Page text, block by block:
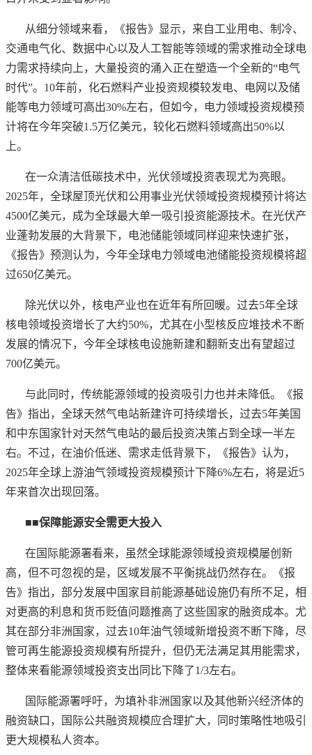
从细分领域来看，《报告》显示，来自工业用电、制冷、
交通电气化、数据中心以及人工智能等领域的需求推动全球电
力需求持续向上，大量投资的涌入正在塑造一个全新的“电气
时代”。10年前，化石燃料产业投资规模较发电、电网以及储
能等电力领域可高出30%左右，但如今，电力领域投资规模预
计将在今年突破1.5万亿美元，较化石燃料领域高出50%以
上。
在一众清洁低碳技术中，光伏领域投资表现尤为亮眼。
2025年，全球屋顶光伏和公用事业光伏领域投资规模预计将达
4500亿美元，成为全球最大单一吸引投资能源技术。在光伏产
业蓬勃发展的大背景下，电池储能领域同样迎来快速扩张，
《报告》预测认为，今年全球电力领域电池储能投资规模将超
过650亿美元。
除光伏以外，核电产业也在近年有所回暖。过去5年全球
核电领域投资增长了大约50%，尤其在小型核反应堆技术不断
发展的情况下，今年全球核电设施新建和翻新支出有望超过
700亿美元。
与此同时，传统能源领域的投资吸引力也并未降低。《报
告》指出，全球天然气电站新建许可持续增长，过去5年美国
和中东国家针对天然气电站的最后投资决策占到全球一半左
右。不过，在油价低迷、需求走低背景下，《报告》认为，
2025年全球上游油气领域投资规模预计下降6%左右，将是近5
年来首次出现回落。
■■保障能源安全需更大投入
在国际能源署看来，虽然全球能源领域投资规模屡创新
高，但不可忽视的是，区域发展不平衡挑战仍然存在。《报
告》指出，部分发展中国家目前能源基础设施仍有所不足，相
对更高的利息和货币贬值问题推高了这些国家的融资成本。尤
其在部分非洲国家，过去10年油气领域新增投资不断下降，尽
管可再生能源投资规模有所提升，但仍无法满足其用能需求，
整体来看能源领域投资支出同比下降了1/3左右。
国际能源署呼吁，为填补非洲国家以及其他新兴经济体的
融资缺口，国际公共融资规模应合理扩大，同时策略性地吸引
更大规模私人资本。